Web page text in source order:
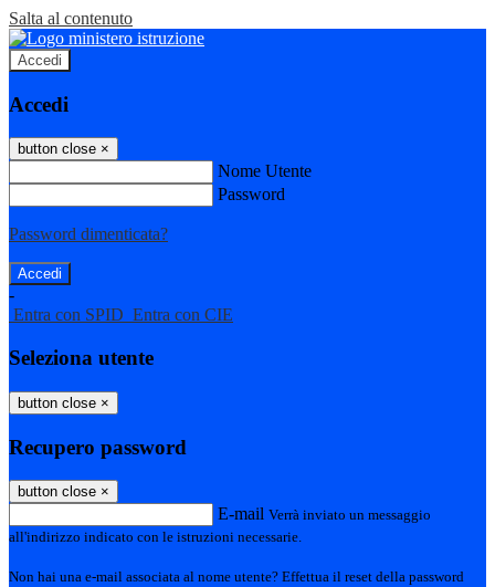
Salta al contenuto
Accedi
Accedi
button close ×
Nome Utente
Password
Password dimenticata?
-
Entra con SPID Entra con CIE
Seleziona utente
button close ×
Recupero password
button close ×
E-mail Verrà inviato un messaggio
all'indirizzo indicato con le istruzioni necessarie.
Non hai una e-mail associata al nome utente? Effettua il reset della password